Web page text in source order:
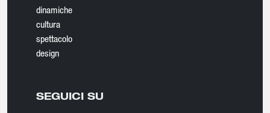
dinamiche
cultura
spettacolo
design
SEGUICI SU